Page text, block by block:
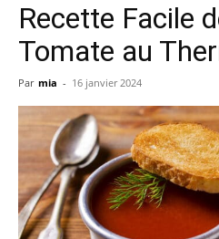
Recette Facile
Tomate au
Par mia - 16 janvier 2024